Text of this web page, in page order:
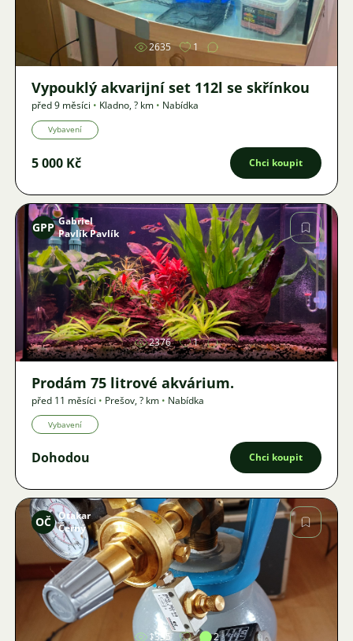
2635 1
Vypouklý akvarijní set 112l se skřínkou
před 9 měsíci • Kladno,? km • Nabídka
Vybavení
5 000 Kč Chci koupit
Obrázek
GPP Gabriel
Pavlík Pavlík
2376 1
Prodám 75 litrové akvárium.
před 11 měsíci • Prešov,? km • Nabídka
Vybavení
Dohodou Chci koupit
Obrázek
OČ Otakar
Černý
1355 2